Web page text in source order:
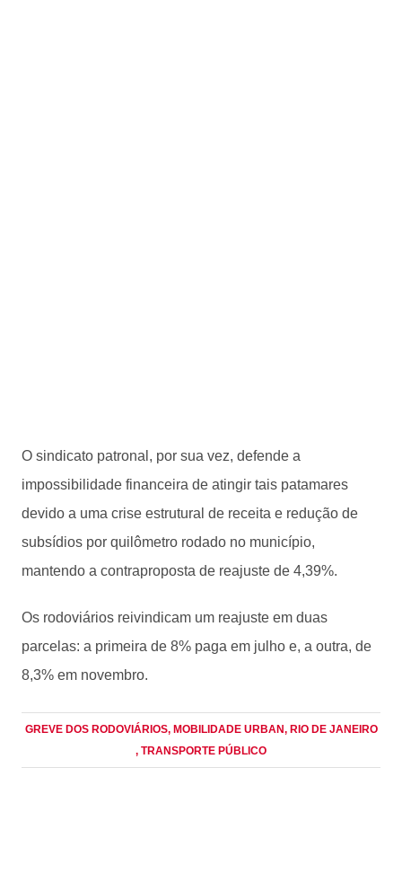
O sindicato patronal, por sua vez, defende a
impossibilidade financeira de atingir tais patamares
devido a uma crise estrutural de receita e redução de
subsídios por quilômetro rodado no município,
mantendo a contraproposta de reajuste de 4,39%.
Os rodoviários reivindicam um reajuste em duas
parcelas: a primeira de 8% paga em julho e, a outra, de
8,3% em novembro.
GREVE DOS RODOVIÁRIOS, MOBILIDADE URBAN, RIO DE JANEIRO
, TRANSPORTE PÚBLICO